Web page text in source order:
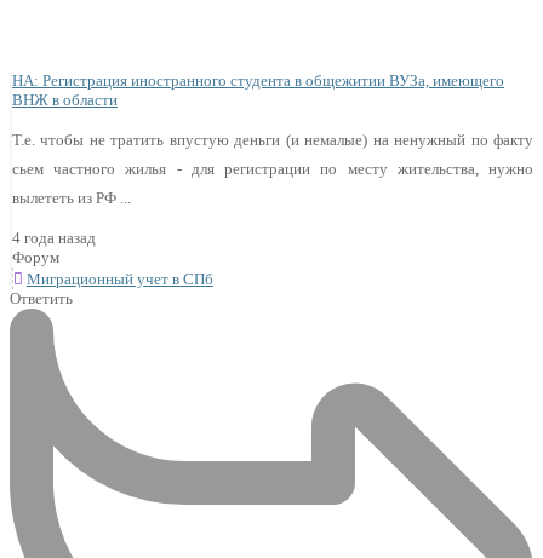
НА: Регистрация иностранного студента в общежитии ВУЗа, имеющего
ВНЖ в области
Т.е. чтобы не тратить впустую деньги (и немалые) на ненужный по факту
сьем частного жилья - для регистрации по месту жительства, нужно
вылететь из РФ ...
4 года назад
Форум
Миграционный учет в СПб
Ответить